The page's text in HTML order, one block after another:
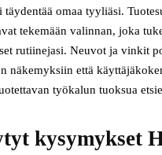
omaa tyyliäsi.
tekemään valinnan, joka
rutiinejasi. Neuvot ja vinkit
näkemyksiin että
työkalun tuoksua
kysymykset